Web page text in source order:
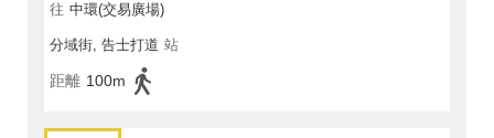
往 中環(交易廣場)
分域街, 告士打道 站
距離 100m